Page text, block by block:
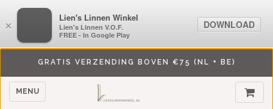
GRATIS VERZENDING BOVEN €75 (NL + BE)
MENU
×
LiensLinnenwinkel.nl
Lien's Linnen V.O.F.
FREE - In Google Play
DOWNLOAD
×
Lien's Linnen Winkel
Lien's Linnen V.O.F.
FREE - In Google Play
DOWNLOAD